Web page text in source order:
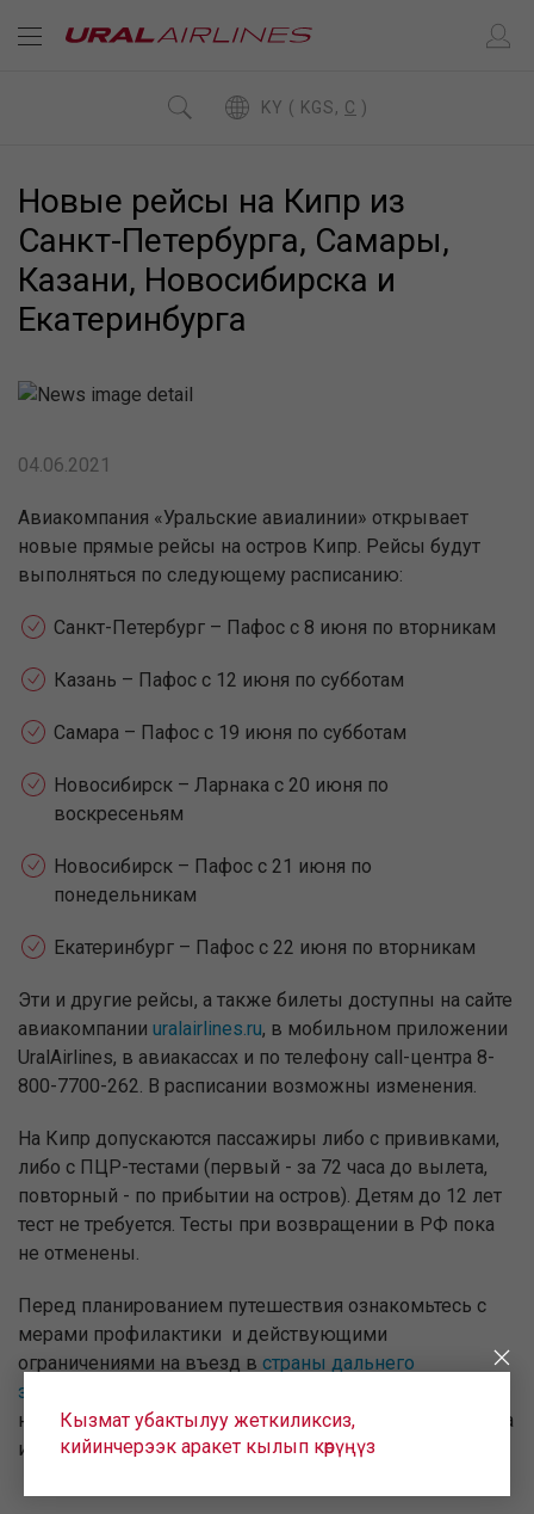
KY ( KGS, C )
Новые рейсы на Кипр из
Санкт-Петербурга, Самары,
Казани, Новосибирска и
Екатеринбурга
04.06.2021
Авиакомпания «Уральские авиалинии» открывает
новые прямые рейсы на остров Кипр. Рейсы будут
выполняться по следующему расписанию:
Санкт-Петербург – Пафос с 8 июня по вторникам
Казань – Пафос с 12 июня по субботам
Самара – Пафос с 19 июня по субботам
Новосибирск – Ларнака с 20 июня по
воскресеньям
Новосибирск – Пафос с 21 июня по
понедельникам
Екатеринбург – Пафос с 22 июня по вторникам
Эти и другие рейсы, а также билеты доступны на сайте
авиакомпании uralairlines.ru, в мобильном приложении
UralAirlines, в авиакассах и по телефону call-центра 8-
800-7700-262. В расписании возможны изменения.
На Кипр допускаются пассажиры либо с прививками,
либо с ПЦР-тестами (первый - за 72 часа до вылета,
повторный - по прибытии на остров). Детям до 12 лет
тест не требуется. Тесты при возвращении в РФ пока
не отменены.
Перед планированием путешествия ознакомьтесь с
мерами профилактики и действующими
ограничениями на въезд в страны дальнего
зарубежья
необходимо сдать тест на COVID-19 до и после прилёта
и заполнитьCyprus Flight Pass.
Кызмат убактылуу жеткиликсиз,
кийинчерээк аракет кылып көрүңүз